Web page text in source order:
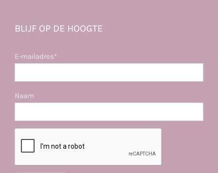
BLIJF OP DE HOOGTE
E-mailadres*
Naam